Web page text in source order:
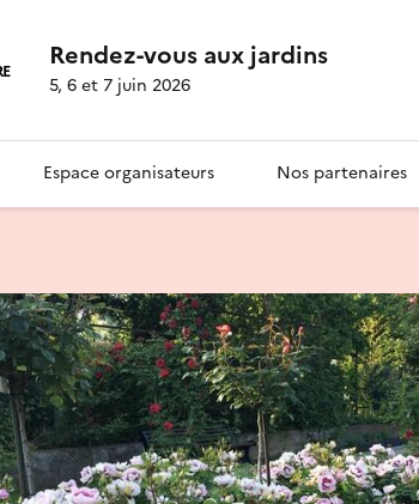
Rendez-vous aux jardins
5, 6 et 7 juin 2026
Espace organisateurs Nos partenaires